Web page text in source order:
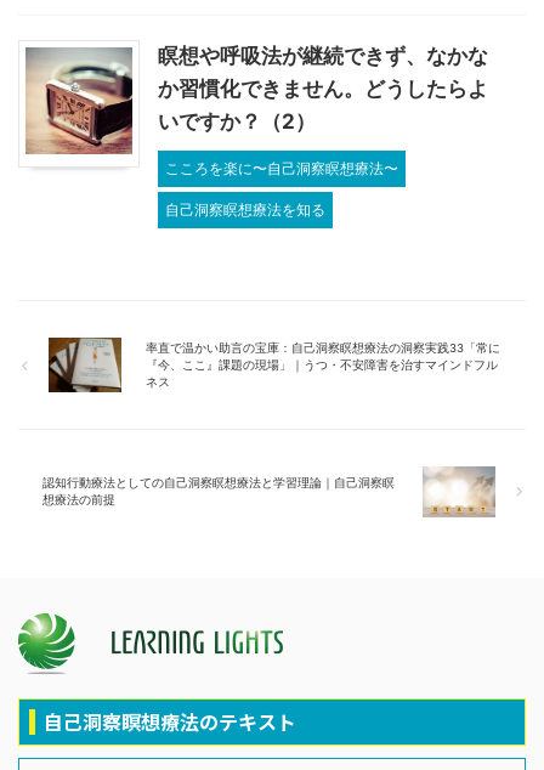
瞑想や呼吸法が継続できず、なかな
か習慣化できません。どうしたらよ
いですか？（2）
こころを楽に〜自己洞察瞑想療法〜
自己洞察瞑想療法を知る
率直で温かい助言の宝庫：自己洞察瞑想療法の洞察実践33「常に
『今、ここ』課題の現場」｜うつ・不安障害を治すマインドフル
ネス
認知行動療法としての自己洞察瞑想療法と学習理論｜自己洞察瞑
想療法の前提
自己洞察瞑想療法のテキスト